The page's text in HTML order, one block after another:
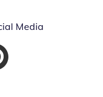
Media
Fenster
in neuem Fenster